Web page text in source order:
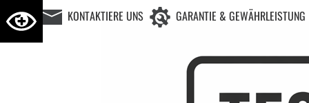
KONTAKTIERE UNS GARANTIE & GEWÄHRLEISTUNG